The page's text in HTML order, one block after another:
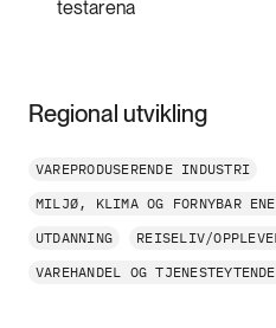
testarena
Regional utvikling
VAREPRODUSERENDE INDUSTRI
MILJØ, KLIMA OG FORNYBAR
UTDANNING
REISELIV/
VAREHANDEL OG